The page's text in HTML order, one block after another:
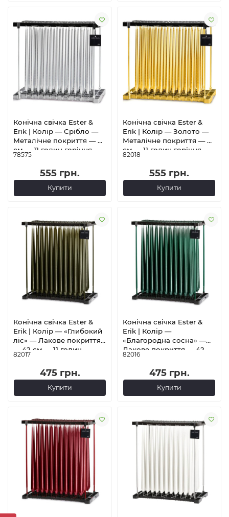
Конічна свічка Ester &
Erik | Колір — Срібло —
Металічне покриття — 42
см — 11 годин горіння
78575
555 грн.
Купити
Конічна свічка Ester &
Erik | Колір — Золото —
Металічне покриття — 42
см — 11 годин горіння
82018
555 грн.
Купити
Конічна свічка Ester &
Erik | Колір — «Глибокий
ліс» — Лакове покриття
— 42 см — 11 годин
горіння
82017
475 грн.
Купити
Конічна свічка Ester &
Erik | Колір —
«Благородна сосна» —
Лакове покриття — 42
см — 11 годин горіння
82016
475 грн.
Купити